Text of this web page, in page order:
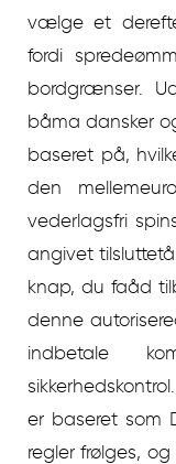
vælge et
fordi
bordgrænser.
båma dansker
baseret på,
den
vederlagsfri
angivet
knap, du faåd
denne
indbetale
er baseret som
regler frølges,